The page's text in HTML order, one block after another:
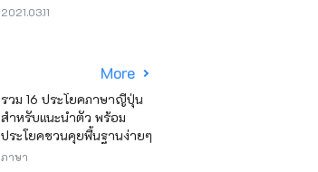
2021.03.11
More
รวม 16 ประโยคภาษาญี่ปุ่น
สำหรับแนะนำตัว พร้อม
ประโยคชวนคุยพื้นฐานง่ายๆ
ภาษา